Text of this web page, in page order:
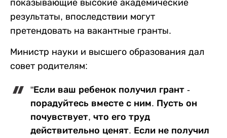
показывающие высокие академические
результаты, впоследствии могут
претендовать на вакантные гранты.
Министр науки и высшего образования дал
совет родителям:
"Если ваш ребенок получил грант -
порадуйтесь вместе с ним. Пусть он
почувствует, что его труд
действительно ценят. Если не получил